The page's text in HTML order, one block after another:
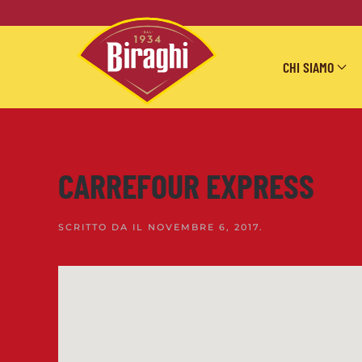
Skip to main content
CHI SIAMO
CARREFOUR EXPRESS
SCRITTO DA IL NOVEMBRE 6, 2017.